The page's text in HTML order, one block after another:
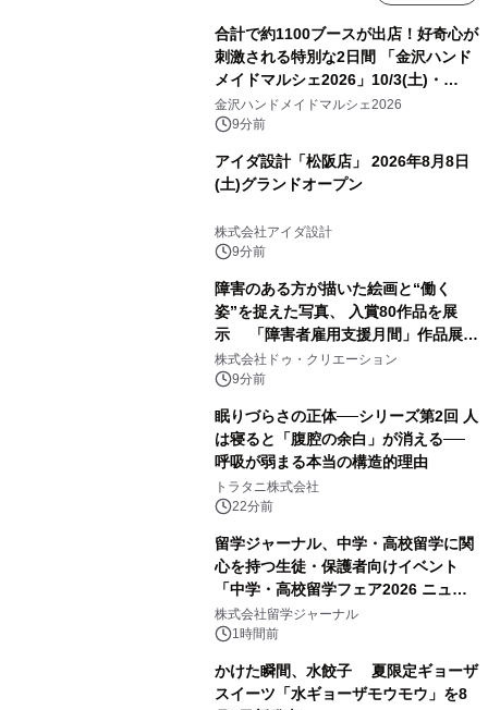
合計で約1100ブースが出店！好奇心が
刺激される特別な2日間 「金沢ハンド
メイドマルシェ2026」10/3(土)・
10/4(日)開催
金沢ハンドメイドマルシェ2026
9分前
アイダ設計「松阪店」 2026年8月8日
(土)グランドオープン
株式会社アイダ設計
9分前
障害のある方が描いた絵画と“働く
姿”を捉えた写真、 入賞80作品を展
示 「障害者雇用支援月間」作品展示
会を 東京・愛知で開催
株式会社ドゥ・クリエーション
9分前
眠りづらさの正体──シリーズ第2回 人
は寝ると「腹腔の余白」が消える──
呼吸が弱まる本当の構造的理由
トラタニ株式会社
22分前
留学ジャーナル、中学・高校留学に関
心を持つ生徒・保護者向けイベント
「中学・高校留学フェア2026 ニュー
ジーランド＆オーストラリア」を
9/12(土)に開催
株式会社留学ジャーナル
1時間前
かけた瞬間、水餃子 夏限定ギョーザ
スイーツ「水ギョーザモウモウ」を8